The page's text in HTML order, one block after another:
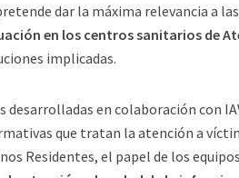
dar la máxima relevancia a
en los centros sanitarios de
implicadas.
desarrolladas en colaboración con
que tratan la atención a
Residentes, el papel de los